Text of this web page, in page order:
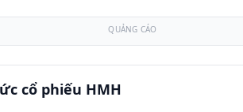
QUẢNG CÁO
cổ phiếu HMH